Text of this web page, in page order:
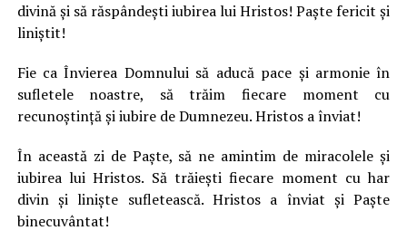
divină și să răspândești iubirea lui Hristos! Paște fericit și
liniştit!
Fie ca Învierea Domnului să aducă pace și armonie în
sufletele noastre, să trăim fiecare moment cu
recunoștință și iubire de Dumnezeu. Hristos a înviat!
În această zi de Paște, să ne amintim de miracolele și
iubirea lui Hristos. Să trăiești fiecare moment cu har
divin și liniște sufletească. Hristos a înviat și Paște
binecuvântat!